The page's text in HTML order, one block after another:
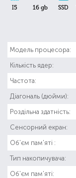
I5 16 gb SSD
Модель процесора:
Кількість ядер:
Частота:
Діагональ (дюйми):
Роздільна здатність:
Сенсорний екран:
Об'єм пам'яті :
Тип накопичувача:
Об'єм пам'яті: